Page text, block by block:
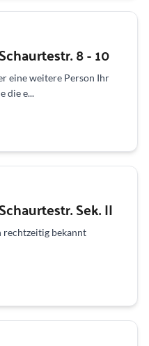
8 - 10
eine weitere Person Ihr
die e...
Sek. II
rechtzeitig bekannt